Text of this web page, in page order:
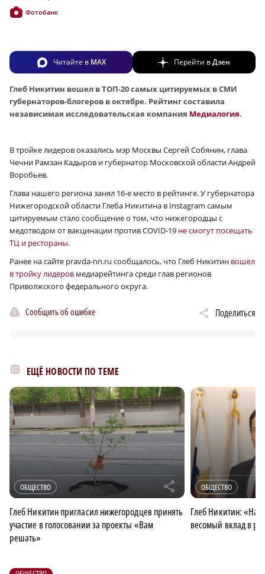
Фотобанк
Читайте в MAX Перейти вДзен
Глеб Никитин вошел в ТОП-20 самых цитируемых в СМИ
губернаторов-блогеров в октябре. Рейтинг составила
независимая исследовательская компания Медиалогия.
В тройке лидеров оказались мэр Москвы Сергей Собянин, глава
Чечни Рамзан Кадыров и губернатор Московской области Андрей
Воробьев.
Глава нашего региона занял 16‑е место в рейтинге. У губернатора
Нижегородской области Глеба Никитина в Instagram самым
цитируемым стало сообщение о том, что нижегородцы с
медотводом от вакцинации против COVID-19 не смогут посещать
ТЦ и рестораны.
Ранее на сайте pravda-nn.ru сообщалось, что Глеб Никитин вошел
в тройку лидеров медиарейтинга среди глав регионов
Приволжского федерального округа.
Сообщить об ошибке Поделиться
ЕЩЁ НОВОСТИ ПО ТЕМЕ
ОБЩЕСТВО r
Глеб Никитин пригласил нижегородцев принять
участие в голосовании за проекты «Вам
решать»
ОБЩЕСТВО
Глеб Никитин:
весомый вклад в